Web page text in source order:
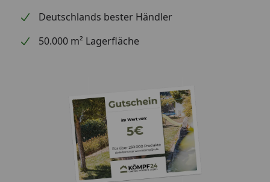
Deutschlands bester Händler
50.000 m² Lagerfläche